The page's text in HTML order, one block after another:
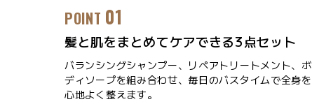
POINT 01
髪と肌をまとめてケアできる3点セット
バランシングシャンプー、リペアトリートメント、ボ
ディソープを組み合わせ、毎日のバスタイムで全身を
心地よく整えます。